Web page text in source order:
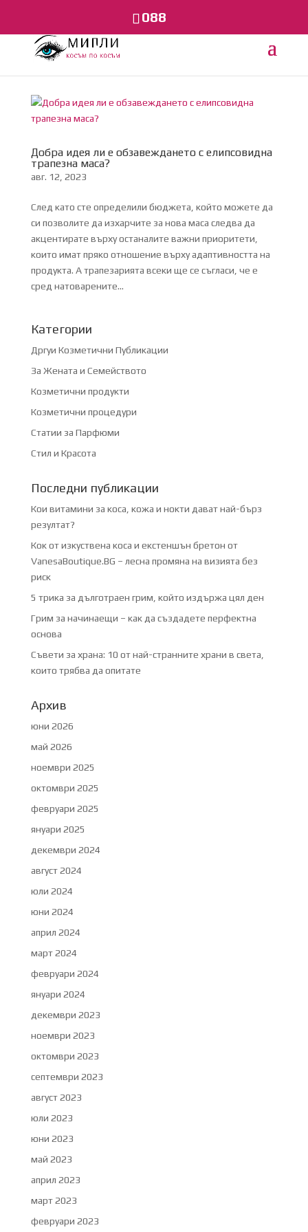
088
Добра идея ли е обзавеждането с елипсовидна
трапезна маса?
авг. 12, 2023
След като сте определили бюджета, който можете да
си позволите да изхарчите за нова маса следва да
акцентирате върху останалите важни приоритети,
които имат пряко отношение върху адаптивността на
продукта. А трапезарията всеки ще се съгласи, че е
сред натоварените...
Категории
Дргуи Козметични Публикации
За Жената и Семейството
Козметични продукти
Козметични процедури
Статии за Парфюми
Стил и Красота
Последни публикации
Кои витамини за коса, кожа и нокти дават най-бърз
резултат?
Кок от изкуствена коса и екстеншън бретон от
VanesaBoutique.BG – лесна промяна на визията без
риск
5 трика за дълготраен грим, който издържа цял ден
Грим за начинаещи – как да създадете перфектна
основа
Съвети за храна: 10 от най-странните храни в света,
които трябва да опитате
Архив
юни 2026
май 2026
ноември 2025
октомври 2025
февруари 2025
януари 2025
декември 2024
август 2024
юли 2024
юни 2024
април 2024
март 2024
февруари 2024
януари 2024
декември 2023
ноември 2023
октомври 2023
септември 2023
август 2023
юли 2023
юни 2023
май 2023
април 2023
март 2023
февруари 2023